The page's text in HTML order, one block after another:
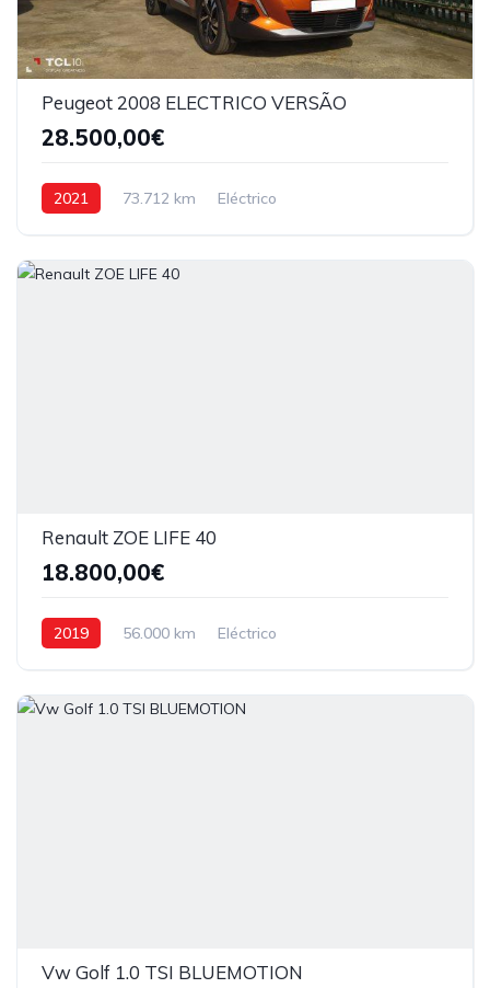
Peugeot 2008 ELECTRICO VERSÃO
28.500,00€
2021 73.712 km Eléctrico
Renault ZOE LIFE 40
18.800,00€
2019 56.000 km Eléctrico
Vw Golf 1.0 TSI BLUEMOTION